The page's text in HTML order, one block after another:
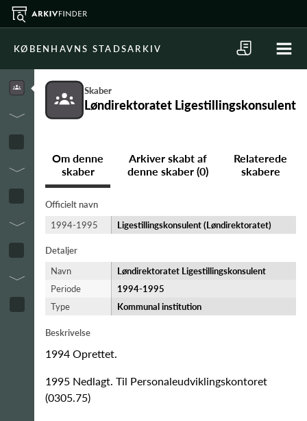
KØBENHAVNS STADSARKIV
Skaber
Løndirektoratet Ligestillingskonsulent
Om denne
skaber
Arkiver skabt af
denne skaber (0)
Relaterede
skabere
Officielt navn
1994-1995
Ligestillingskonsulent (Løndirektoratet)
Detaljer
Navn
Løndirektoratet Ligestillingskonsulent
Periode
1994-​1995
Type
Kommunal institution
Beskrivelse
1994 Oprettet.
1995 Nedlagt. Til Personaleudviklingskontoret
(0305.75)